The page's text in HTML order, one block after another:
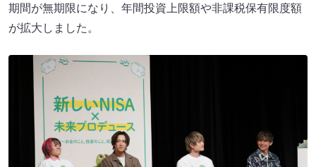
期間が無期限になり、年間投資上限額や非課税保有限度額
が拡大しました。